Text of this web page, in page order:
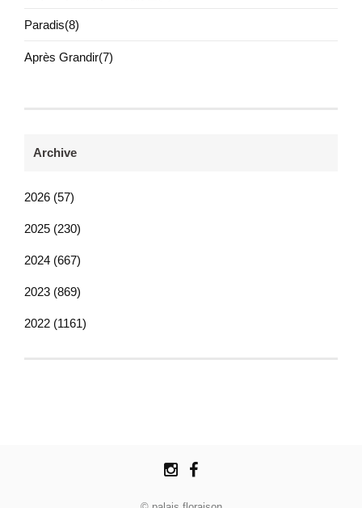
Paradis(8)
Après Grandir(7)
Archive
2026 (57)
2025 (230)
2024 (667)
2023 (869)
2022 (1161)